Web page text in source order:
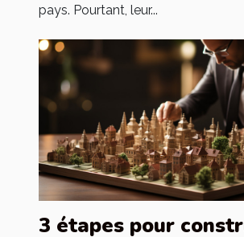
pays. Pourtant, leur...
3 étapes pour